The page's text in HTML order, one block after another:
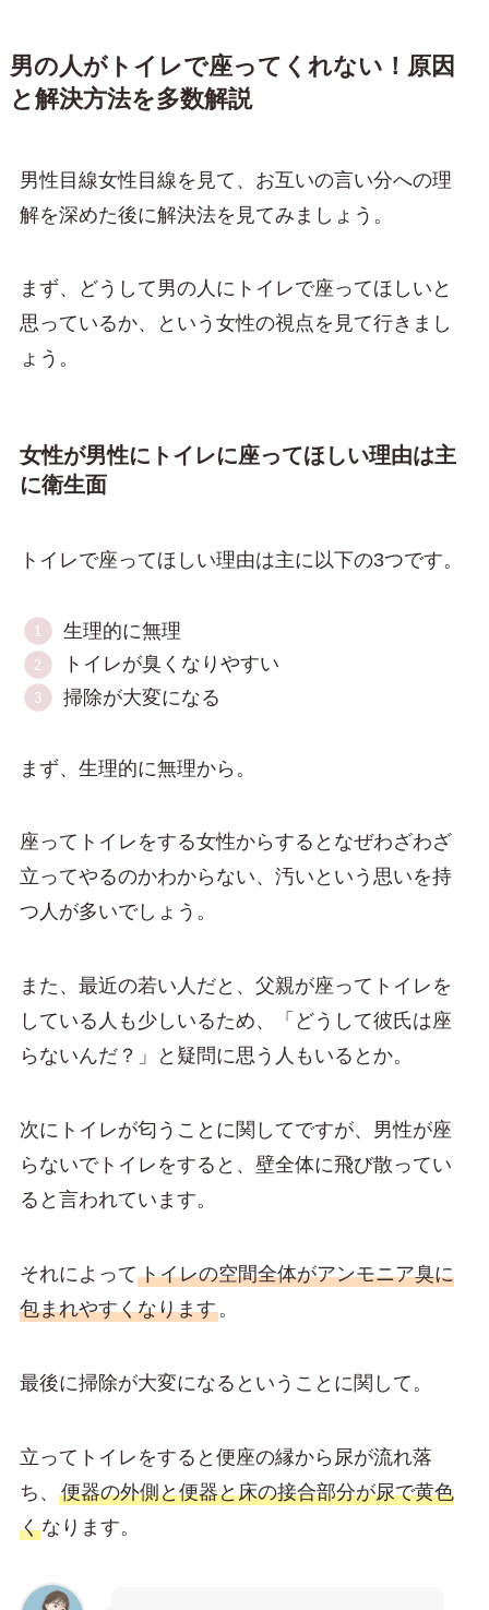
男の人がトイレで座ってくれない！原因
と解決方法を多数解説
男性目線女性目線を見て、お互いの言い分への理
解を深めた後に解決法を見てみましょう。
まず、どうして男の人にトイレで座ってほしいと
思っているか、という女性の視点を見て行きまし
ょう。
女性が男性にトイレに座ってほしい理由は主
に衛生面
トイレで座ってほしい理由は主に以下の3つです。
生理的に無理
トイレが臭くなりやすい
掃除が大変になる
まず、生理的に無理から。
座ってトイレをする女性からするとなぜわざわざ
立ってやるのかわからない、汚いという思いを持
つ人が多いでしょう。
また、最近の若い人だと、父親が座ってトイレを
している人も少しいるため、「どうして彼氏は座
らないんだ？」と疑問に思う人もいるとか。
次にトイレが匂うことに関してですが、男性が座
らないでトイレをすると、壁全体に飛び散ってい
ると言われています。
それによってトイレの空間全体がアンモニア臭に
包まれやすくなります。
最後に掃除が大変になるということに関して。
立ってトイレをすると便座の縁から尿が流れ落
ち、 便器の外側と便器と床の接合部分が尿で黄色
くなります。